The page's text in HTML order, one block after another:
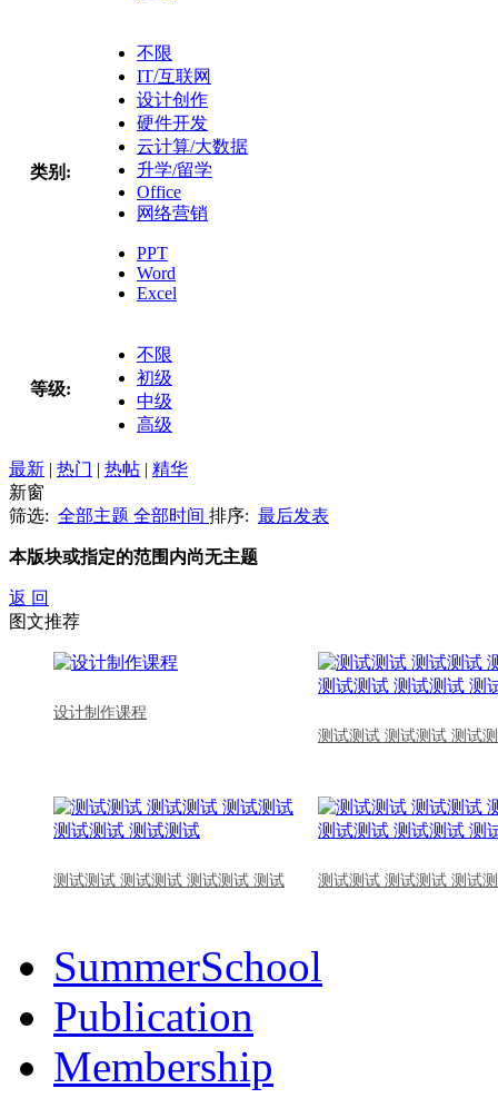
类别:
不限
IT/互联网
设计创作
硬件开发
云计算/大数据
升学/留学
Office
网络营销
PPT
Word
Excel
等级:
不限
初级
中级
高级
最新 | 热门 | 热帖 | 精华
新窗
筛选: 全部主题 全部时间 排序: 最后发表
本版块或指定的范围内尚无主题
返 回
图文推荐
设计制作课程
测试测试 测试测试 测试
测试测试 测试测试 测试测试 测试 测试测试 测试测试 测试
SummerSchool
Publication
Membership